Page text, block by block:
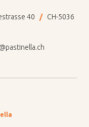
40
CH-5036